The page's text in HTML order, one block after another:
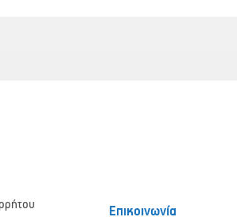
Επικοινωνία